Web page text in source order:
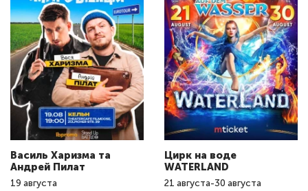
Василь Харизма та
Андрeй Пилат
19 августа
Цирк на воде
WATERLAND
21 августа-30 августа